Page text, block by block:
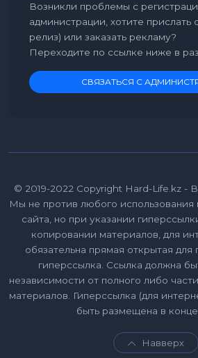
Возникли проблемы с
администрации, хотите прислать
релиз) или заказать рекламу?
Переходите по ссылке ниже в
СВЯЗАТЬСЯ С
© 2019-2022 Copyright Hard-Life.kz -
Мы не против любого использования
сайта, но при указании
копировании материалов, для
обязательна прямая открытая для
гиперссылка. Ссылка должна
независимости от полного либо
материалов. Гиперссылка (для
быть размещена в конце
Навверх